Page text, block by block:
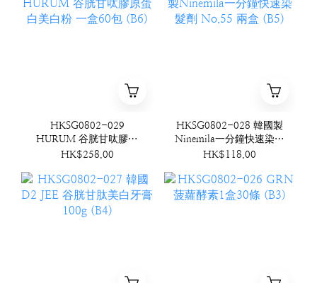
HKSG0802-029
HURUM 谷胱甘呔膠原
蛋白美白粉 一盒60包
HK$258.00
HKSG0802-028 韓國製
Ninemila一分鐘快速染髮
劑 No.55 兩盒 (B5)
HK$118.00